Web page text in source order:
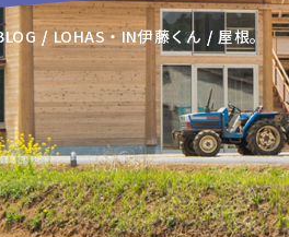
LOHAS・IN伊藤くん 屋根。